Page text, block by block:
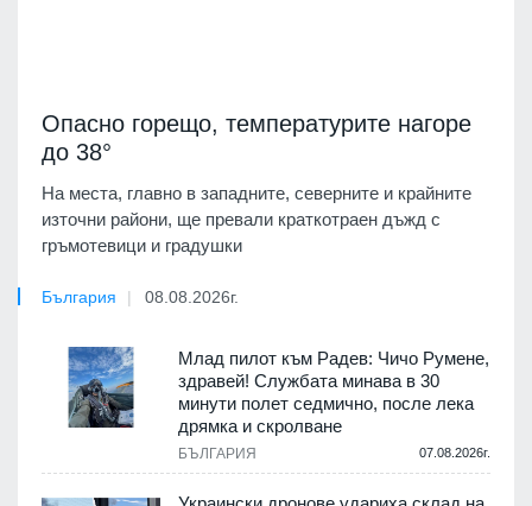
Опасно горещо, температурите нагоре
до 38°
На места, главно в западните, северните и крайните
източни райони, ще превали краткотраен дъжд с
гръмотевици и градушки
България 08.08.2026г.
Млад пилот към Радев: Чичо Румене,
здравей! Службата минава в 30
минути полет седмично, после лека
дрямка и скролване
БЪЛГАРИЯ 07.08.2026г.